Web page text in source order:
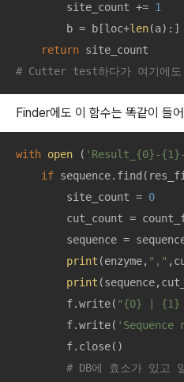
        site_count +=
1
        b = b[loc+
len(a):]
return
# Cutter test하다가 여기에
Finder에도 이 함수는 똑같이 들
with open ( 'Result_{0}-
if
        site_count =
0
cut_count =
sequence =
print (enzyme, ","
print
        f.write(
"{0} | {1}
        f.write(
        f.close()
# DB에 효소가 있고